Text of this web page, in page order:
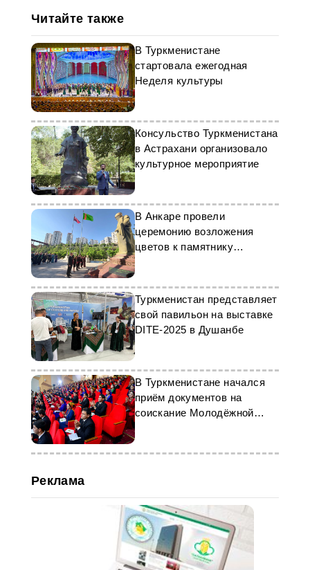
Читайте также
В Туркменистане
стартовала ежегодная
Неделя культуры
Консульство Туркменистана
в Астрахани организовало
культурное мероприятие
В Анкаре провели
церемонию возложения
цветов к памятнику
туркменского поэта
Туркменистан представляет
свой павильон на выставке
DITE-2025 в Душанбе
В Туркменистане начался
приём документов на
соискание Молодёжной
премии
Реклама